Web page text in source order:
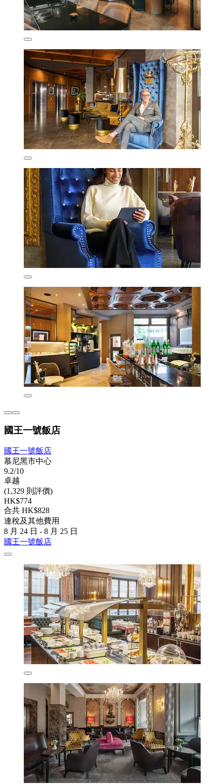
國王一號飯店
國王一號飯店
慕尼黑市中心
9.2/10
卓越
(1,329 則評價)
HK$774
合共 HK$828
連稅及其他費用
8 月 24 日 - 8 月 25 日
國王一號飯店